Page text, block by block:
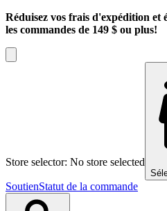
Réduisez vos frais d'expédition et
les commandes de 149 $ ou plus!
Store selector: No store selected
SoutienStatut de la commande